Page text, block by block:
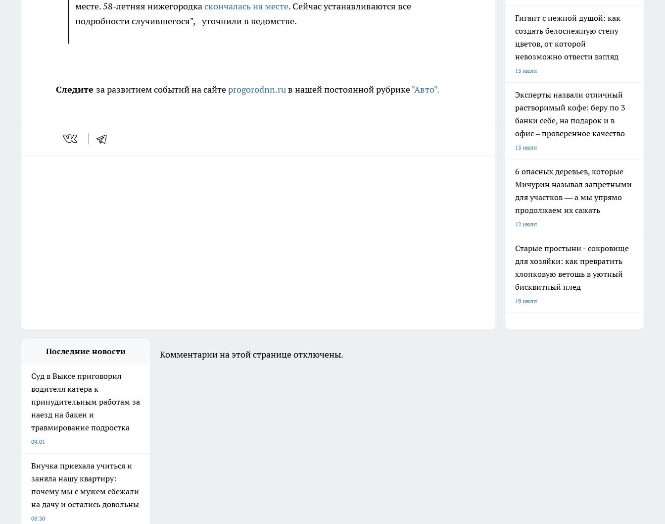
месте. 58-летняя нижегородкаскончалась на месте. Сейчас устанавливаются все
подробности случившегося", - уточнили в ведомстве.
Следите за развитием событий на сайтеprоgorodnn.ruв нашей постоянной рубрике"Авто".
Гигант с нежной душой: как
создать белоснежную стену
цветов, от которой
невозможно отвести взгляд
13 июля
Эксперты назвали отличный
растворимый кофе: беру по 3
банки себе, на подарок и в
офис – проверенное качество
13 июля
6 опасных деревьев, которые
Мичурин называл запретными
для участков — а мы упрямо
продолжаем их сажать
12 июля
Старые простыни - сокровище
для хозяйки: как превратить
хлопковую ветошь в уютный
бисквитный плед
19 июля
Последние новости
Суд в Выксе приговорил
водителя катера к
принудительным работам за
наезд на бакен и
травмирование подростка
09:01
Внучка приехала учиться и
заняла нашу квартиру:
почему мы с мужем сбежали
на дачу и остались довольны
08:30
Комментарии на этой странице отключены.